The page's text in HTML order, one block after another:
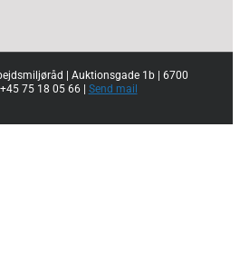
| Auktionsgade 1b | 6700
75 18 05 66 | Send mail